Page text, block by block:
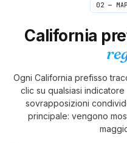
02 —
California
Ogni California prefisso
clic su qualsiasi
sovrapposizioni
principale: vengono